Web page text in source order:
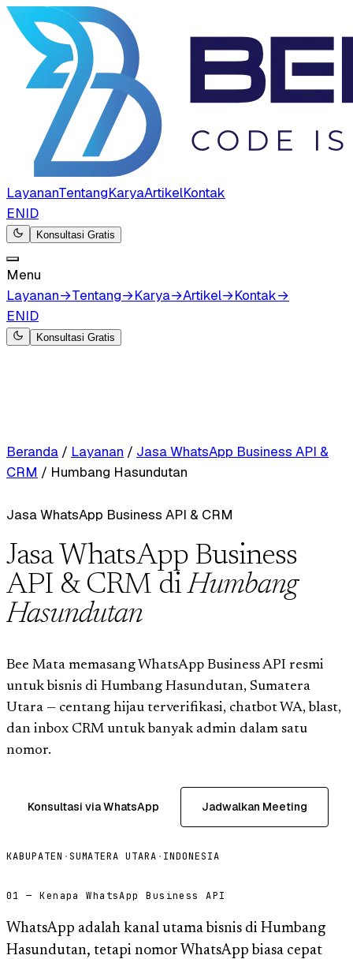
LayananTentangKaryaArtikelKontak
ENID
Konsultasi Gratis
Menu
Layanan→Tentang→Karya→Artikel→Kontak→
ENID
Konsultasi Gratis
Beranda / Layanan / Jasa WhatsApp Business API &
CRM / Humbang Hasundutan
Jasa WhatsApp Business API & CRM
Jasa WhatsApp Business
API & CRM diHumbang
Hasundutan
Bee Mata memasang WhatsApp Business API resmi
untuk bisnis di Humbang Hasundutan, Sumatera
Utara — centang hijau terverifikasi, chatbot WA, blast,
dan inbox CRM untuk banyak admin dalam satu
nomor.
Konsultasi via WhatsApp Jadwalkan Meeting
KABUPATEN · SUMATERA UTARA · INDONESIA
01 — Kenapa WhatsApp Business API
WhatsApp adalah kanal utama bisnis di Humbang
Hasundutan, tetapi nomor WhatsApp biasa cepat